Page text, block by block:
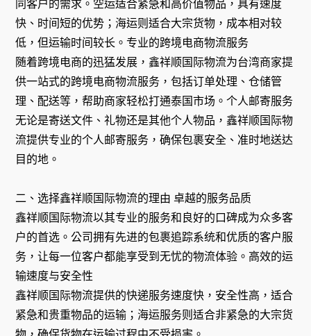
同客户的需求。空运适合紧急和高价值物品，具有速度
快、时间短的优势；海运则适合大宗货物，成本相对较
低，但运输时间较长。专业的跨境电商物流服务
随着跨境电商的迅猛发展，鑫祥顺国际物流为台湾商家提
供一站式的跨境电商物流服务，包括订单处理、仓储管
理、配送等，帮助商家轻松打通泰国市场。个人邮寄服务
无论是寄送文件、礼物还是其他个人物品，鑫祥顺国际物
流提供专业的个人邮寄服务，确保包裹安全、准时地送达
目的地。
二、选择鑫祥顺国际物流的理由 卓越的服务品质
鑫祥顺国际物流以其专业的服务和良好的口碑成为众多客
户的首选。公司拥有先进的包裹追踪系统和优质的客户服
务，让每一位客户都能享受到无忧的物流体验。高效的运
输速度与安全性
鑫祥顺国际物流提供的快递服务速度快，安全性高，适合
紧急和贵重物品的运输；海运服务则适合非紧急的大宗货